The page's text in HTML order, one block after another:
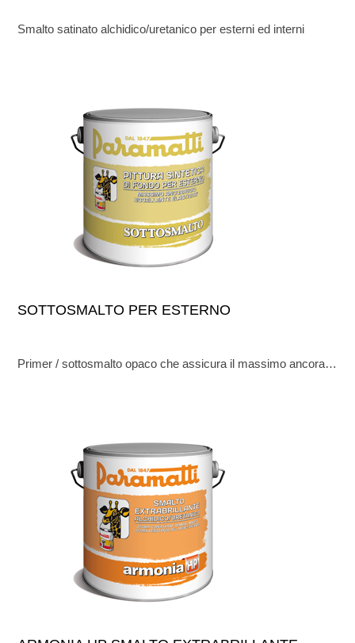
Smalto satinato alchidico/uretanico per esterni ed interni
SOTTOSMALTO PER ESTERNO
Primer / sottosmalto opaco che assicura il massimo ancoraggio nel tempo alle vernici applicate sia all’esterno